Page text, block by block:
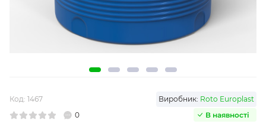
Код: 1467
В наявності
Виробник: Roto Europlast
0